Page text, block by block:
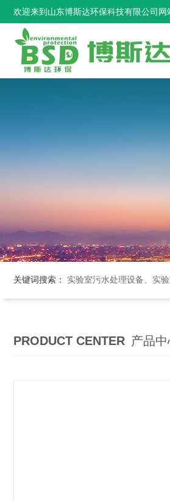
欢迎来到山东博斯达环保科技有限公司网
关键词搜索： 实验室污水处理设备、实验室废水
PRODUCT CENTER 产品